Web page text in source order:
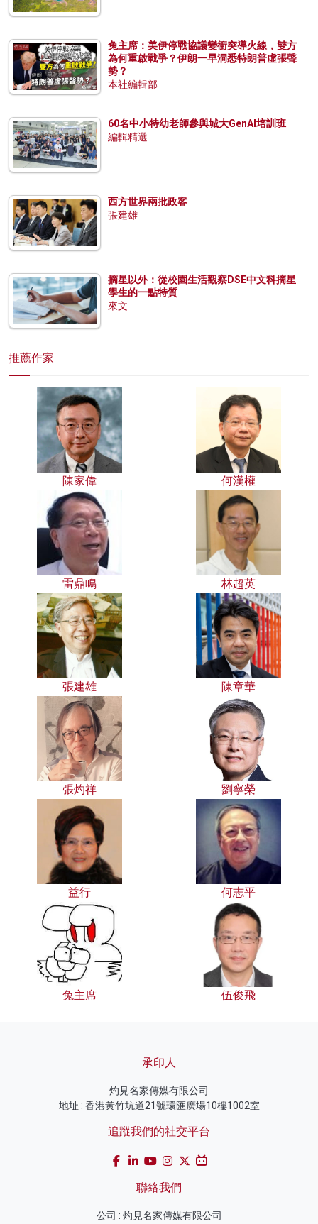
兔主席：美伊停戰協議變衝突導火線，雙方
為何重啟戰爭？伊朗一早洞悉特朗普虛張聲
勢？
本社編輯部
60名中小特幼老師參與城大GenAI培訓班
編輯精選
西方世界兩批政客
張建雄
摘星以外：從校園生活觀察DSE中文科摘星
學生的一點特質
來文
推薦作家
陳家偉 何漢權
雷鼎鳴 林超英
張建雄 陳章華
張灼祥 劉寧榮
益行 何志平
兔主席 伍俊飛
承印人
灼見名家傳媒有限公司
地址 : 香港黃竹坑道21號環匯廣場10樓1002室
追蹤我們的社交平台
聯絡我們
公司 : 灼見名家傳媒有限公司